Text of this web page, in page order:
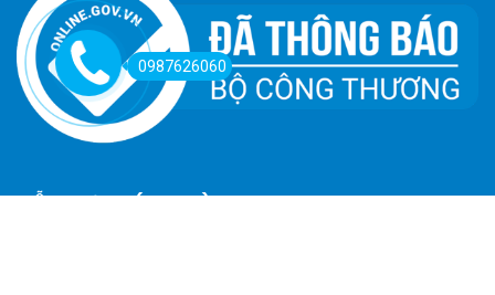
HỖ TRỢ KHÁCH HÀNG
0987626060